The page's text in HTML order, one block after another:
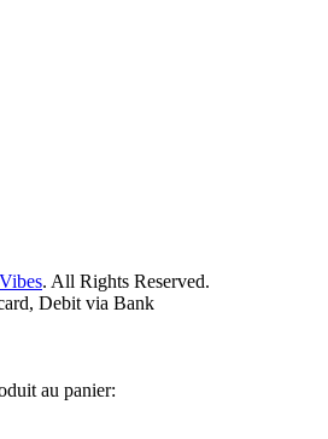
. All Rights Reserved.
au panier: